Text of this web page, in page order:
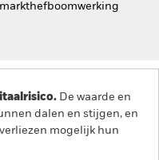
De waarde en
dalen en stijgen, en
mogelijk hun